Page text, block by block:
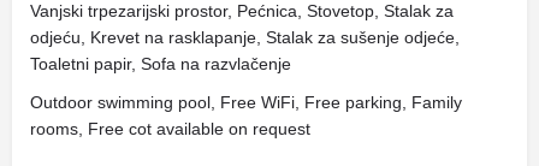
Vanjski trpezarijski prostor, Pećnica, Stovetop, Stalak za
odjeću, Krevet na rasklapanje, Stalak za sušenje odjeće,
Toaletni papir, Sofa na razvlačenje
Outdoor swimming pool, Free WiFi, Free parking, Family
rooms, Free cot available on request